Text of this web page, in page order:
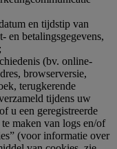
en tijdstip van
en betalingsgegevens,
(bv. online-
browserversie,
terugkerende
tijdens uw
u een geregistreerde
maken van logs en/of
(voor informatie over